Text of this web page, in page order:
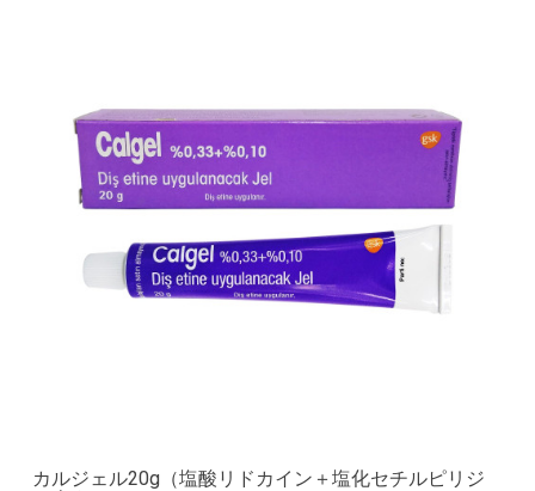
カルジェル20g（塩酸リドカイン＋塩化セチルピリジ